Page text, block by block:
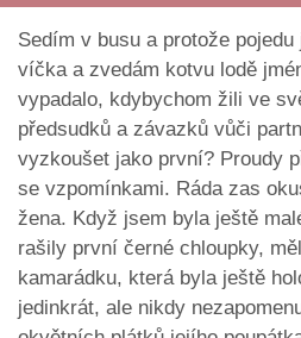
Sedím v busu a protože
víčka a zvedám kotvu lodě
vypadalo, kdybychom žili ve
předsudků a závazků vůči
vyzkoušet jako první? Proudy
se vzpomínkami. Ráda zas
žena. Když jsem byla ještě
rašily první černé chloupky,
kamarádku, která byla ještě
jedinkrát, ale nikdy